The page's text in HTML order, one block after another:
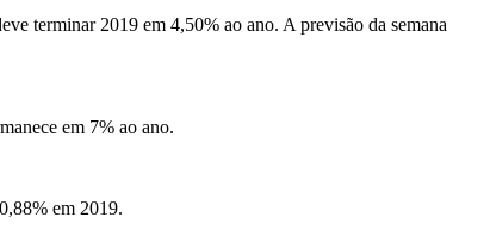
terminar 2019 em 4,50% ao ano. A previsão da semana
em 7% ao ano.
em 2019.